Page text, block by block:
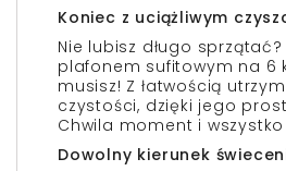
Koniec z uciążliwym
Nie lubisz długo
plafonem sufitowym na 6
musisz! Z łatwością
czystości, dzięki jego
Chwila moment i wszystko
Dowolny kierunek